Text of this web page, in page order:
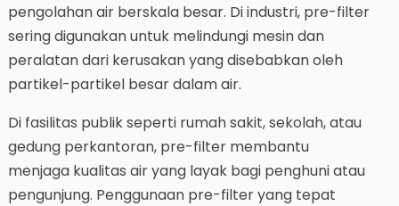
pengolahan air berskala besar. Di industri, pre-filter
sering digunakan untuk melindungi mesin dan
peralatan dari kerusakan yang disebabkan oleh
partikel-partikel besar dalam air.
Di fasilitas publik seperti rumah sakit, sekolah, atau
gedung perkantoran, pre-filter membantu
menjaga kualitas air yang layak bagi penghuni atau
pengunjung. Penggunaan pre-filter yang tepat